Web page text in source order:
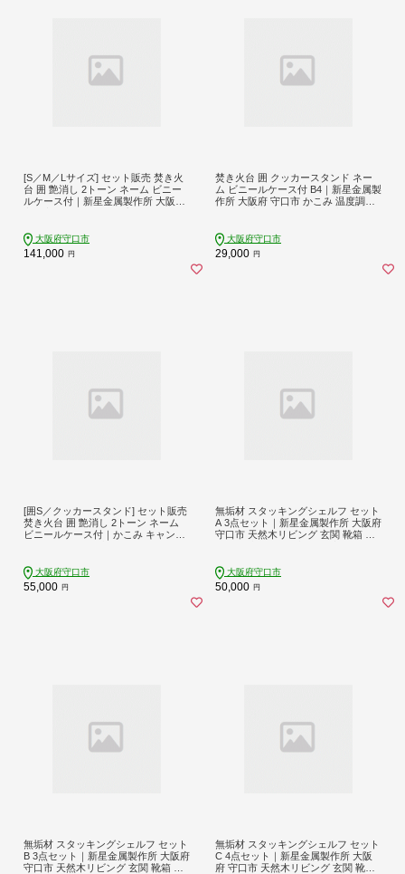
[S／M／Lサイズ] セット販売 焚き火
台 囲 艶消し 2トーン ネーム ビニー
ルケース付｜新星金属製作所 大阪府
ロ 焚火台 焚き火 折り畳み コンパク
ト 軽量 [2574]
大阪府守口市
141,000 円
焚き火台 囲 クッカースタンド ネー
ム ビニールケース付 B4｜新星金属製
作所 大阪府 守口市 かこみ 温度調節
火 折りたたみみ コンパクト 軽量 [08
81]
大阪府守口市
29,000 円
[囲S／クッカースタンド] セット販売
焚き火台 囲 艶消し 2トーン ネーム
ビニールケース付｜かこみ キャンプ
み コンパクト 軽量 新星金属製作所
大阪府 守口市 [0232]
大阪府守口市
55,000 円
無垢材 スタッキングシェルフ セット
A 3点セット｜新星金属製作所 大阪府
守口市 天然木リビング 玄関 靴箱 シ
大阪府守口市
50,000 円
無垢材 スタッキングシェルフ セット
B 3点セット｜新星金属製作所 大阪府
守口市 天然木リビング 玄関 靴箱 シ
無垢材 スタッキングシェルフ セット
C 4点セット｜新星金属製作所 大阪
府 守口市 天然木リビング 玄関 靴箱